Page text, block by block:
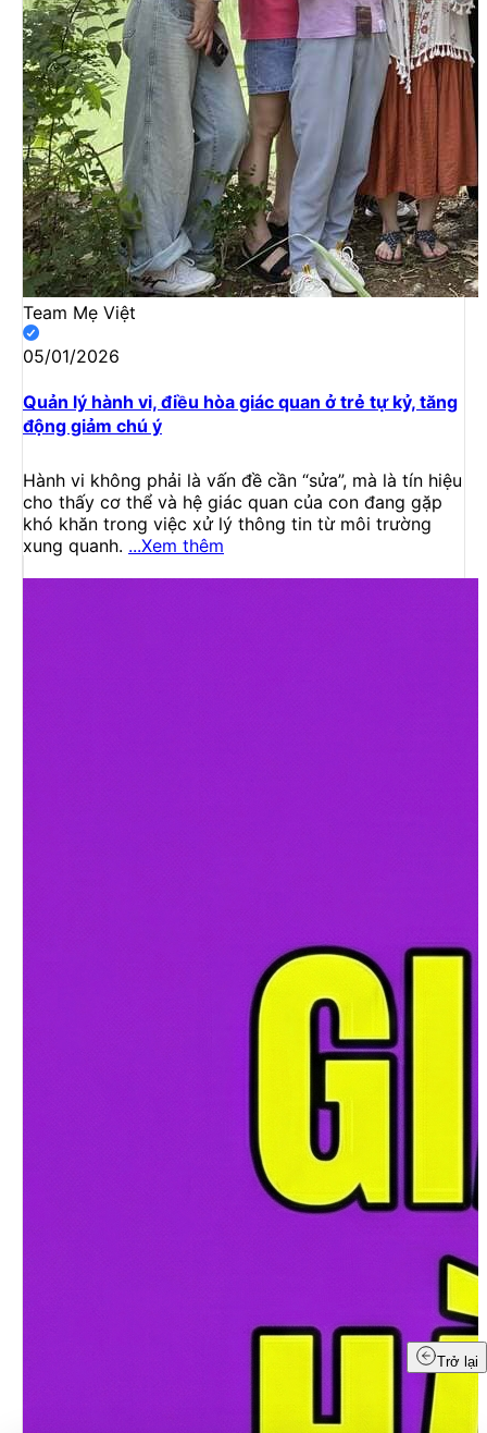
Trở lại
Team Mẹ Việt
05/01/2026
Quản lý hành vi, điều hòa giác quan ở trẻ tự kỷ, tăng
động giảm chú ý
Hành vi không phải là vấn đề cần “sửa”, mà là tín hiệu
cho thấy cơ thể và hệ giác quan của con đang gặp
khó khăn trong việc xử lý thông tin từ môi trường
xung quanh. ...Xem thêm